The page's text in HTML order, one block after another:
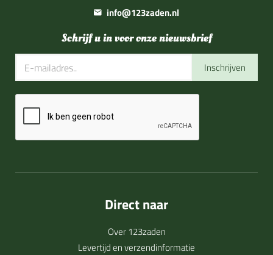
info@123zaden.nl
Schrijf u in voor onze nieuwsbrief
Inschrijven
Direct naar
Over 123zaden
Levertijd en verzendinformatie